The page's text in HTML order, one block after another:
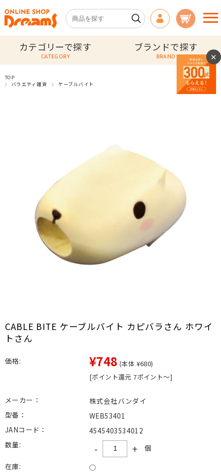
カテゴリーで探す
CATEGORY
ブランドで探す
BRAND
TOP
バラエティ雑貨
ケーブルバイト
CABLE BITE ケーブルバイト カピバラさん ホワイ
トさん
価格: ¥748 (本体 ¥680)
[ポイント還元 7ポイント～]
メーカー：
株式会社バンダイ
型番：
WEB53401
JANコード：
4545403534012
数量:
- +
個
在庫:
○
×